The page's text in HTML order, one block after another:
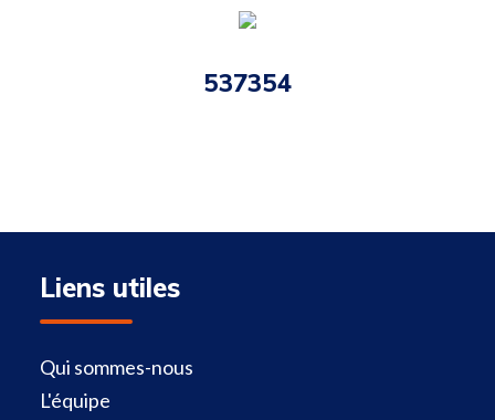
537354
Liens utiles
Qui sommes-nous
L'équipe